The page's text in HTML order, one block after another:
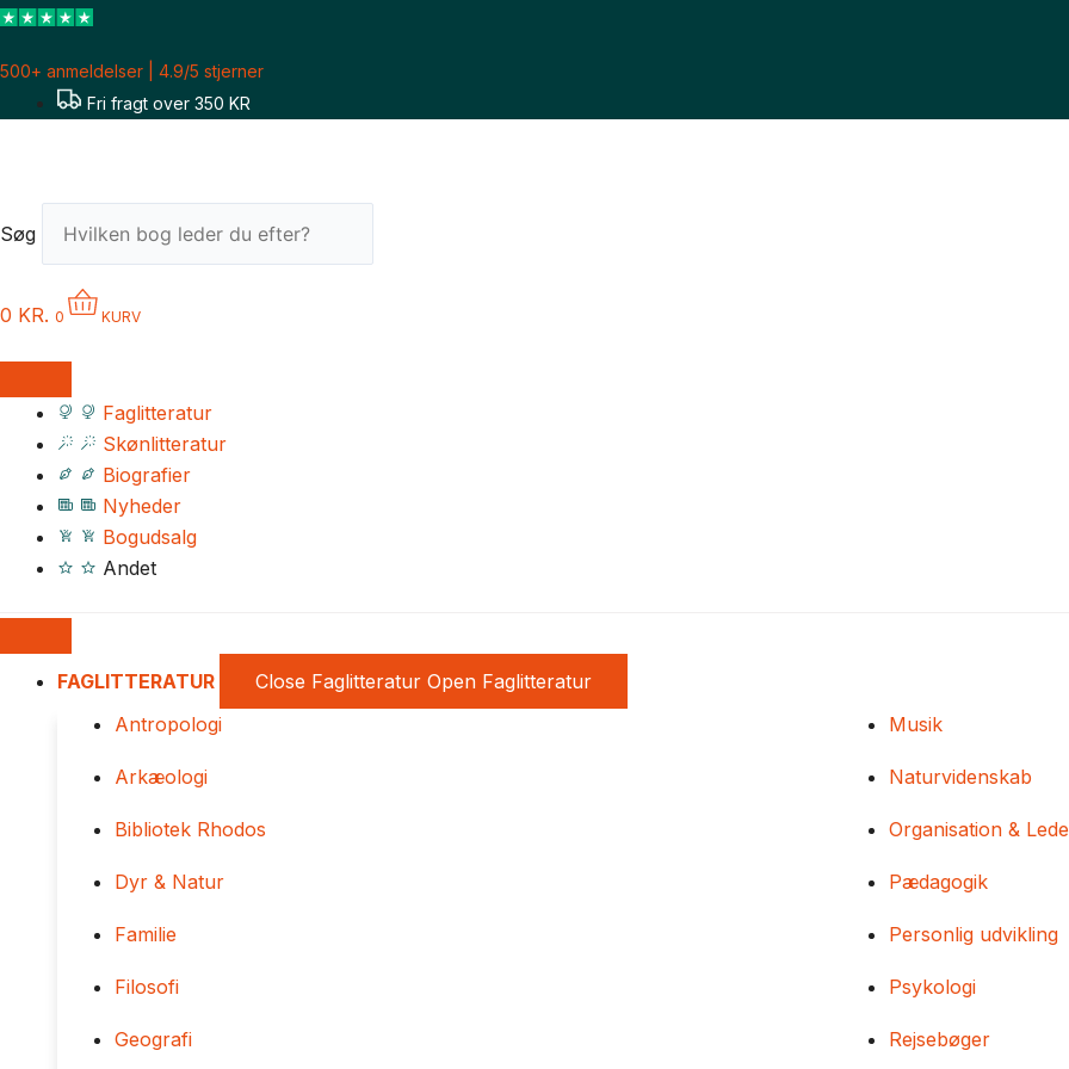
Gå
indholdet
500+ anmeldelser | 4.9/5 stjerner
Fri fragt over 350 KR
Søg
0 KR. 0 KURV
Faglitteratur
Skønlitteratur
Biografier
Nyheder
Bogudsalg
Andet
FAGLITTERATUR Close Faglitteratur Open Faglitteratur
Antropologi
Arkæologi
Bibliotek Rhodos
Dyr & Natur
Familie
Filosofi
Geografi
Musik
Naturvidenskab
Organisation &
Pædagogik
Personlig udvikling
Psykologi
Rejsebøger